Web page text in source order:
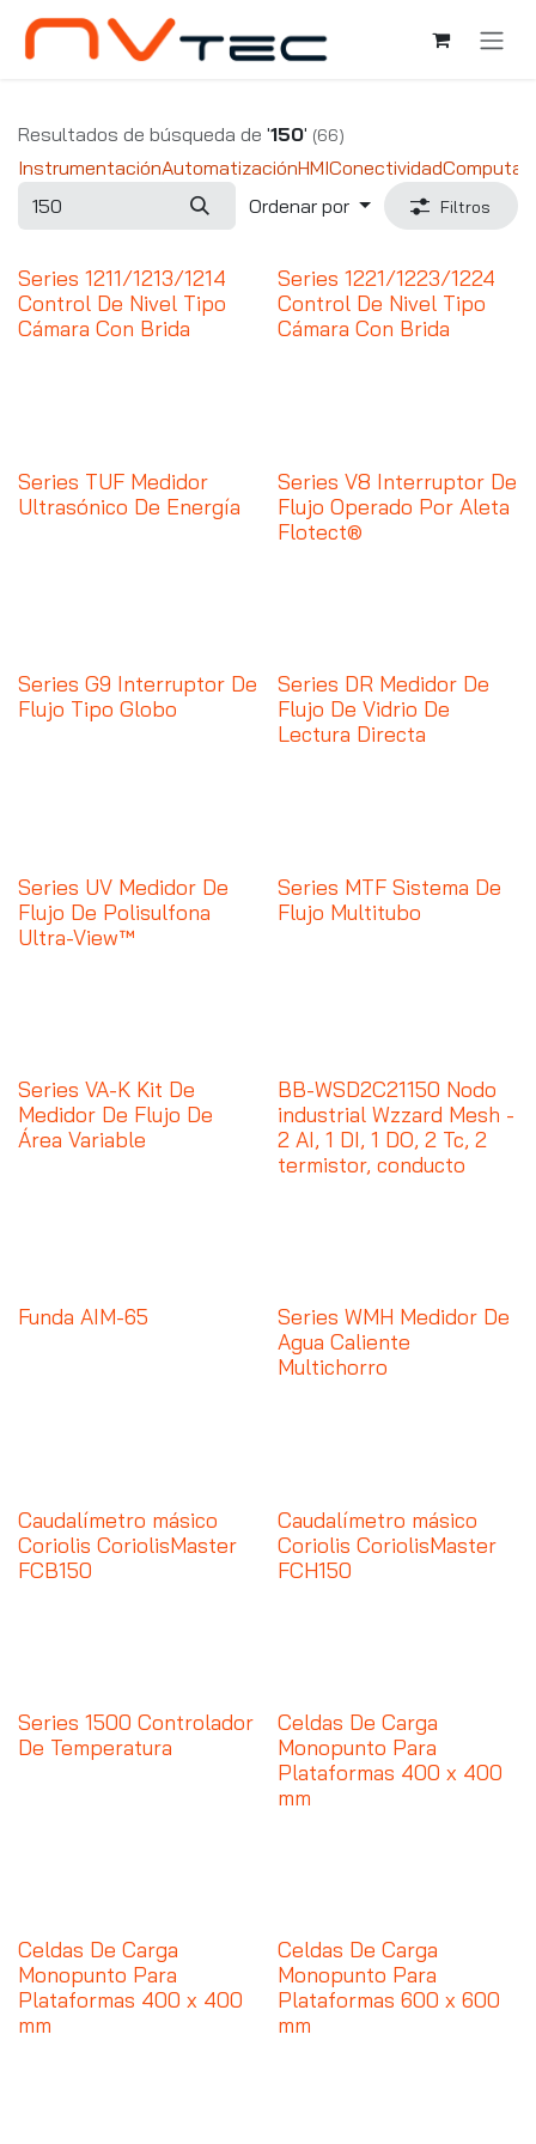
Ir al contenido
Resultados de búsqueda de '150' (66)
InstrumentaciónAutomatizaciónHMIConectividad
Ordenar por
Filtros
Series 1211/1213/1214
Control De Nivel Tipo
Cámara Con Brida
Series 1221/1223/1224
Control De Nivel Tipo
Cámara Con Brida
Series TUF Medidor
Ultrasónico De Energía
Series V8 Interruptor De
Flujo Operado Por Aleta
Flotect®
Series G9 Interruptor De
Flujo Tipo Globo
Series DR Medidor De
Flujo De Vidrio De
Lectura Directa
Series UV Medidor De
Flujo De Polisulfona
Ultra-View™
Series MTF Sistema De
Flujo Multitubo
Series VA-K Kit De
Medidor De Flujo De
Área Variable
BB-WSD2C21150 Nodo
industrial Wzzard Mesh -
2 AI, 1 DI, 1 DO, 2 Tc, 2
termistor, conducto
Funda AIM-65
Series WMH Medidor De
Agua Caliente
Multichorro
Caudalímetro másico
Coriolis CoriolisMaster
FCB150
Caudalímetro másico
Coriolis CoriolisMaster
FCH150
Series 1500 Controlador
De Temperatura
Celdas De Carga
Monopunto Para
Plataformas 400 x 400
mm
Celdas De Carga
Monopunto Para
Plataformas 400 x 400
mm
Celdas De Carga
Monopunto Para
Plataformas 600 x 600
mm